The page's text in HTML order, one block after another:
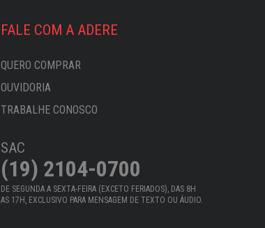
FALE COM A ADERE
QUERO COMPRAR
OUVIDORIA
TRABALHE CONOSCO
SAC
(19) 2104-0700
DE SEGUNDA A SEXTA-FEIRA (EXCETO FERIADOS), DAS 8H
AS 17H, EXCLUSIVO PARA MENSAGEM DE TEXTO OU ÁUDIO.